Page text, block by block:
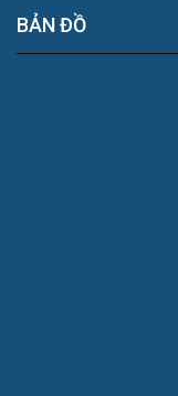
BẢN ĐỒ